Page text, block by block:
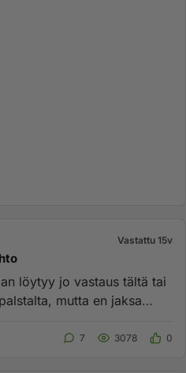
Vastattu 15v
mutta en jaksa
7 3078 0